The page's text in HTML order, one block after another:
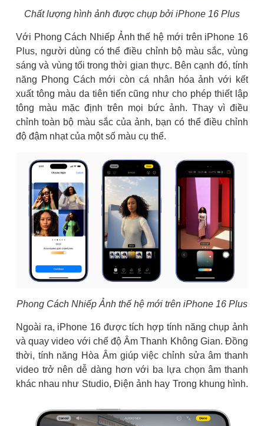
Chất lượng hình ảnh được chụp bởi iPhone 16 Plus
Với Phong Cách Nhiếp Ảnh thế hệ mới trên iPhone 16
Plus, người dùng có thể điều chỉnh bộ màu sắc, vùng
sáng và vùng tối trong thời gian thực. Bên cạnh đó, tính
năng Phong Cách mới còn cá nhân hóa ảnh với kết
xuất tông màu da tiên tiến cũng như cho phép thiết lập
tông màu mặc định trên mọi bức ảnh. Thay vì điều
chỉnh toàn bộ màu sắc của ảnh, bạn có thể điều chỉnh
độ đậm nhạt của một số màu cụ thể.
Phong Cách Nhiếp Ảnh thế hệ mới trên iPhone 16 Plus
Ngoài ra, iPhone 16 được tích hợp tính năng chụp ảnh
và quay video với chế độ Âm Thanh Không Gian. Đồng
thời, tính năng Hòa Âm giúp việc chỉnh sửa âm thanh
video trở nên dễ dàng hơn với ba lựa chọn âm thanh
khác nhau như Studio, Điện ảnh hay Trong khung hình.